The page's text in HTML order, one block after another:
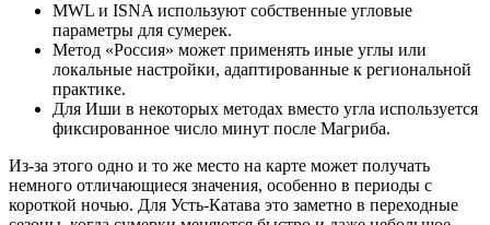
MWL и ISNA используют собственные угловые
параметры для сумерек.
Метод «Россия» может применять иные углы или
локальные настройки, адаптированные к региональной
практике.
Для Иши в некоторых методах вместо угла используется
фиксированное число минут после Магриба.
Из-за этого одно и то же место на карте может получать
немного отличающиеся значения, особенно в периоды с
короткой ночью. Для Усть-Катава это заметно в переходные